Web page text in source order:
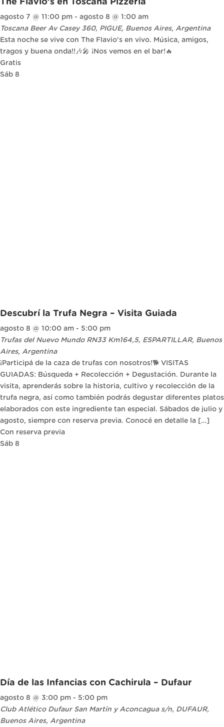
The Flavio’s en Toscana Pizzería
agosto 7 @ 11:00 pm - agosto 8 @ 1:00 am
Toscana Beer Av Casey 360, PIGUE, Buenos Aires, Argentina
Esta noche se vive con The Flavio's en vivo. Música, amigos,
tragos y buena onda!!🎶🎤 ¡Nos vemos en el bar!🔥
Gratis
Sáb 8
Descubrí la Trufa Negra – Visita Guiada
agosto 8 @ 10:00 am - 5:00 pm
Trufas del Nuevo Mundo RN33 Km164,5, ESPARTILLAR, Buenos
Aires, Argentina
¡Participá de la caza de trufas con nosotros!🐕 VISITAS
GUIADAS: Búsqueda + Recolección + Degustación. Durante la
visita, aprenderás sobre la historia, cultivo y recolección de la
trufa negra, así como también podrás degustar diferentes platos
elaborados con este ingrediente tan especial. Sábados de julio y
agosto, siempre con reserva previa. Conocé en detalle la […]
Con reserva previa
Sáb 8
Día de las Infancias con Cachirula – Dufaur
agosto 8 @ 3:00 pm - 5:00 pm
Club Atlético Dufaur San Martín y Aconcagua s/n, DUFAUR,
Buenos Aires, Argentina